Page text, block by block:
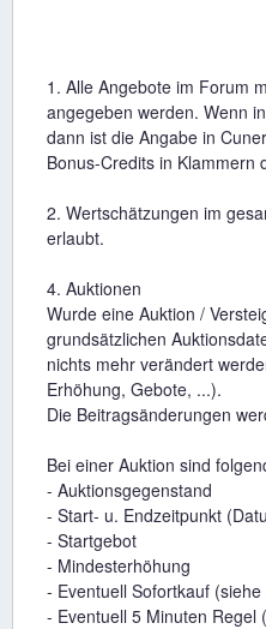
1. Alle Angebote im Forum
angegeben werden. Wenn
dann ist die Angabe in
Bonus-Credits in Klammern
2. Wertschätzungen im
erlaubt.
4. Auktionen
Wurde eine Auktion /
grundsätzlichen
nichts mehr verändert
Erhöhung, Gebote, ...).
Die Beitragsänderungen
Bei einer Auktion sind
- Auktionsgegenstand
- Start- u. Endzeitpunkt
- Startgebot
- Mindesterhöhung
- Eventuell Sofortkauf (siehe
- Eventuell 5 Minuten Regel